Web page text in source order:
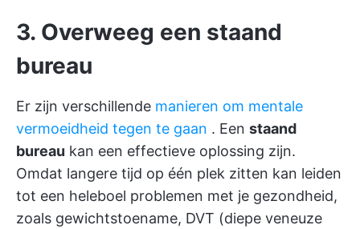
3. Overweeg een staand
bureau
Er zijn verschillende manieren om mentale
vermoeidheid tegen te gaan . Een staand
bureau kan een effectieve oplossing zijn.
Omdat langere tijd op één plek zitten kan leiden
tot een heleboel problemen met je gezondheid,
zoals gewichtstoename, DVT (diepe veneuze